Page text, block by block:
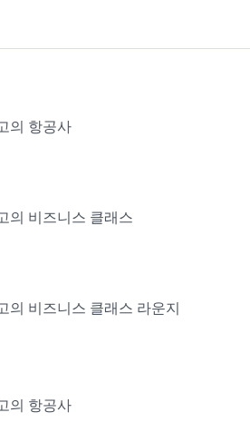
의 항공사
의 비즈니스 클래스
의 비즈니스 클래스 라운지
의 항공사